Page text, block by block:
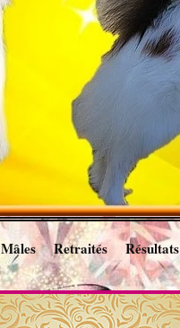
Mâles Retraités Résultats